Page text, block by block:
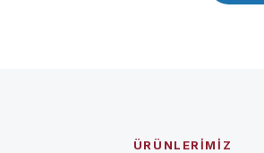
ÜRÜNLERIMIZ